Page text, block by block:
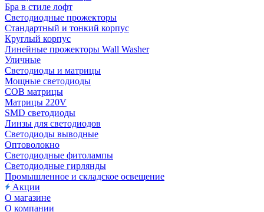
Бра в стиле лофт
Светодиодные прожекторы
Стандартный и тонкий корпус
Круглый корпус
Линейные прожекторы Wall Washer
Уличные
Светодиоды и матрицы
Мощные светодиоды
COB матрицы
Матрицы 220V
SMD светодиоды
Линзы для светодиодов
Светодиоды выводные
Оптоволокно
Светодиодные фитолампы
Светодиодные гирлянды
Промышленное и складское освещение
Акции
О магазине
О компании